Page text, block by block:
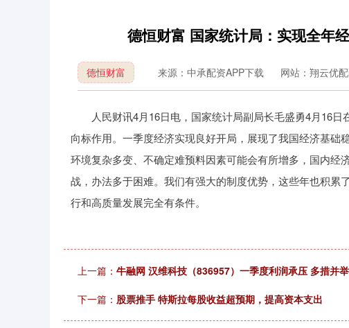
德恒财富 国家统计局：实现全年
德恒财富 来源：中承配资APP下载 网站：翔云优
人民财讯4月16日电，国家统计局副局长毛盛勇4月16日
向标作用。一季度经济实现良好开局，展现了我国经济基
环境复杂多变、不确定难预料因素可能会有所增多，国内
战，办法多于困难。我们有强大的制度优势，这些年也积
行和高质量发展完全有条件。
上一篇： 牛融网 汉维科技（836957）一季度利润承压 多措并
下一篇： 股票推手 特斯拉每股收益超预期，提高资本支出